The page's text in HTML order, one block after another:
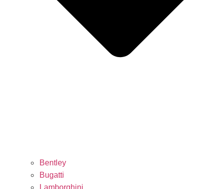
Bentley
Bugatti
Lamborghini